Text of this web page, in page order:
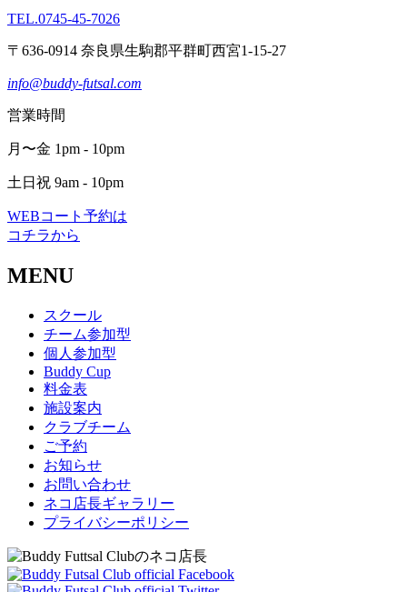
TEL.0745-45-7026
〒636-0914 奈良県生駒郡平群町西宮1-15-27
info@buddy-futsal.com
営業時間
月〜金 1pm - 10pm
土日祝 9am - 10pm
WEBコート予約は
コチラから
MENU
スクール
チーム参加型
個人参加型
Buddy Cup
料金表
施設案内
クラブチーム
ご予約
お知らせ
お問い合わせ
ネコ店長ギャラリー
プライバシーポリシー